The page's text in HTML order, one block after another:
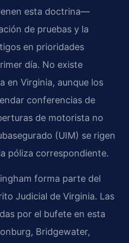
esta doctrina—
de pruebas y la
en prioridades
día. No existe
en Virginia, aunque los
conferencias de
de motorista no
(UIM) se rigen
póliza correspondiente.
forma parte del
Judicial de Virginia. Las
por el bufete en esta
Bridgewater,